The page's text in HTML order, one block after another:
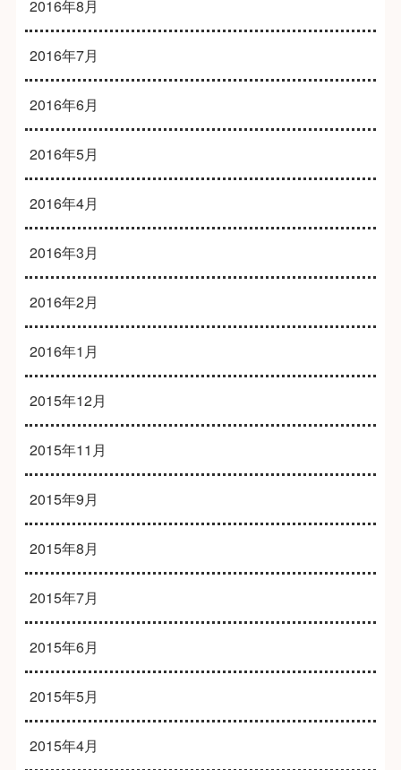
2016年8月
2016年7月
2016年6月
2016年5月
2016年4月
2016年3月
2016年2月
2016年1月
2015年12月
2015年11月
2015年9月
2015年8月
2015年7月
2015年6月
2015年5月
2015年4月